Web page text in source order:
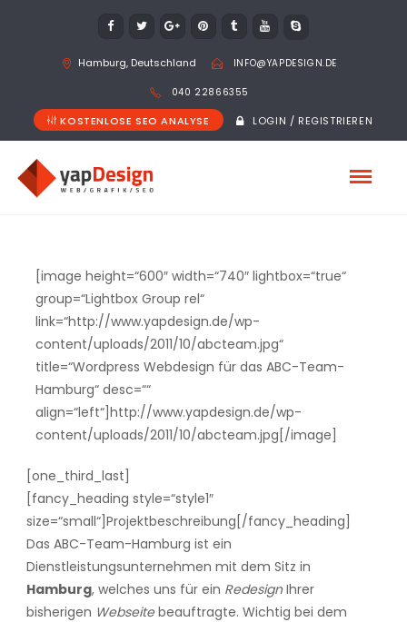
Hamburg, Deutschland INFO@YAPDESIGN.DE
040 22866355
KOSTENLOSE SEO ANALYSE LOGIN / REGISTRIEREN
[image height=“600″ width=“740″ lightbox=“true“
group=“Lightbox Group rel“
link=“http://www.yapdesign.de/wp-
content/uploads/2011/10/abcteam.jpg“
title=“Wordpress Webdesign für das ABC-Team-
Hamburg“ desc=““
align=“left“]http://www.yapdesign.de/wp-
content/uploads/2011/10/abcteam.jpg[/image]
[one_third_last]
[fancy_heading style=“style1″
size=“small“]Projektbeschreibung[/fancy_heading]
Das ABC-Team-Hamburg ist ein
Dienstleistungsunternehmen mit dem Sitz in
Hamburg, welches uns für ein RedesignIhrer
bisherigen Webseitebeauftragte. Wichtig bei dem